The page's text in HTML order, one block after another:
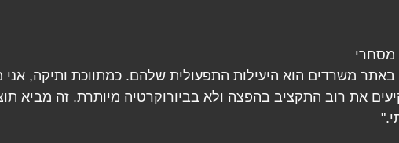
מסחרי
משרדים הוא היעילות התפעולית שלהם. כמתווכת ותיקה, אני
את רוב התקציב בהפצה ולא בביורוקרטיה מיותרת. זה מביא